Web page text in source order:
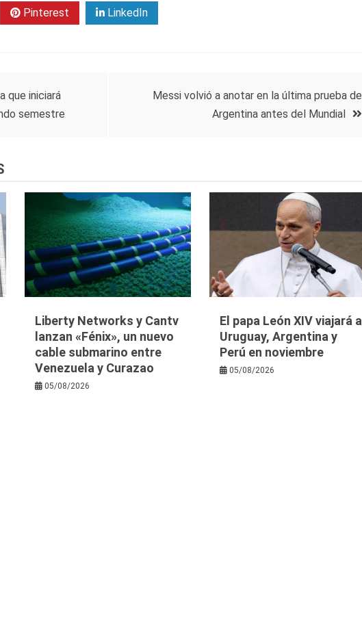
Pinterest LinkedIn
que iniciará
semestre
Messi volvió a anotar en la última prueba de
Argentina antes del Mundial
Liberty Networks y Cantv
lanzan «Fénix», un nuevo
cable submarino entre
Venezuela y Curazao
05/08/2026
El papa León XIV viajará a
Uruguay, Argentina y
Perú en noviembre
05/08/2026